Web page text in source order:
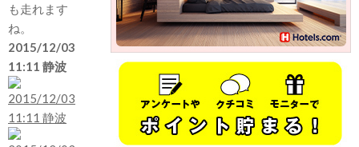
も走れます
ね。
2015/12/03
11:11 静波